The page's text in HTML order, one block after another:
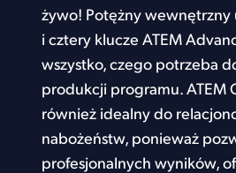
żywo! Potężny wewnętrzny
i cztery klucze ATEM
wszystko, czego potrzeba
produkcji programu. ATEM
również idealny do
nabożeństw, ponieważ
profesjonalnych wyników,